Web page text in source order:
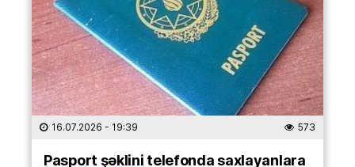
16.07.2026 - 19:39 573
Pasport şəklini telefonda saxlayanlara